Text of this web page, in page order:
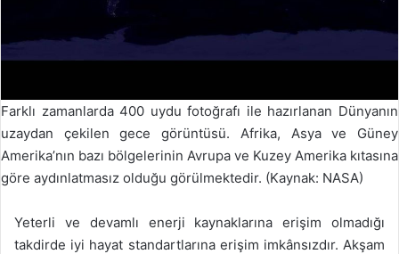
Farklı zamanlarda 400 uydu fotoğrafı ile hazırlanan Dünyanın
uzaydan çekilen gece görüntüsü. Afrika, Asya ve Güney
Amerika’nın bazı bölgelerinin Avrupa ve Kuzey Amerika kıtasına
göre aydınlatmasız olduğu görülmektedir. (Kaynak: NASA)
Yeterli ve devamlı enerji kaynaklarına erişim olmadığı
takdirde iyi hayat standartlarına erişim imkânsızdır. Akşam